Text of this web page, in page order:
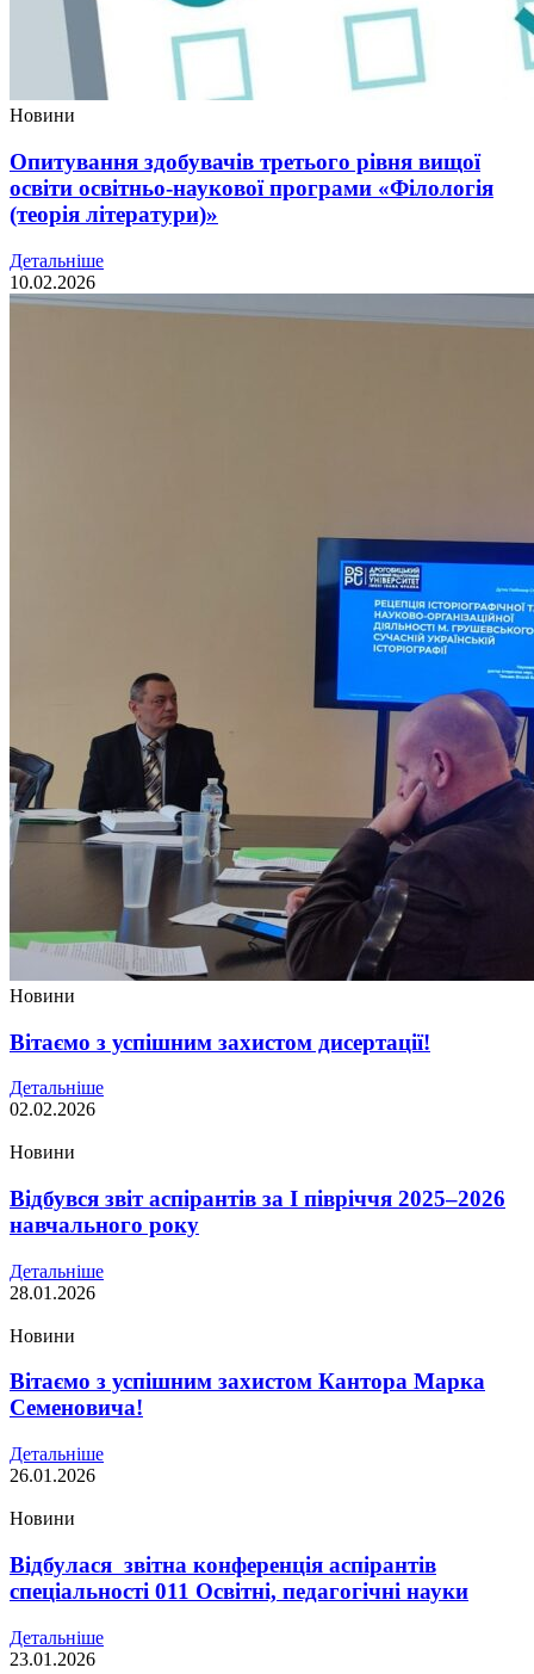
Новини
Опитування здобувачів третього рівня вищої
освіти освітньо-наукової програми «Філологія
(теорія літератури)»
Детальніше
10.02.2026
Новини
Вітаємо з успішним захистом дисертації!
Детальніше
02.02.2026
Новини
Відбувся звіт аспірантів за І півріччя 2025–2026
навчального року
Детальніше
28.01.2026
Новини
Вітаємо з успішним захистом Кантора Марка
Семеновича!
Детальніше
26.01.2026
Новини
Відбулася звітна конференція аспірантів
спеціальності 011 Освітні, педагогічні науки
Детальніше
23.01.2026